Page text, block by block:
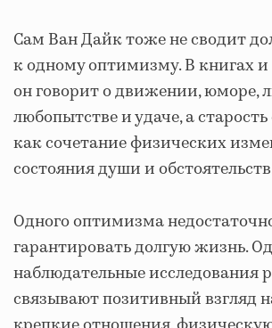
Сам Ван Дайк тоже не сводит
к одному оптимизму. В книгах
он говорит о движении, юморе,
любопытстве и удаче, а
как сочетание физических
состояния души и
Одного оптимизма
гарантировать долгую жизнь.
наблюдательные исследования
связывают позитивный взгляд